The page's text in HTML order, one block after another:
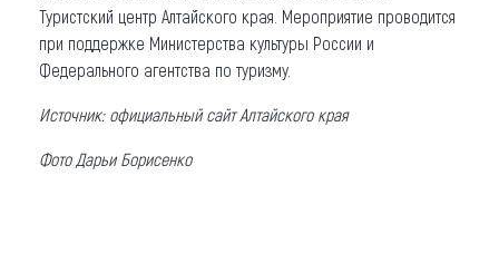
Туристский центр Алтайского края. Мероприятие проводится
при поддержке Министерства культуры России и
Федерального агентства по туризму.
Источник: официальный сайт Алтайского края
Фото Дарьи Борисенко